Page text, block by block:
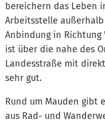
bereichern das Leben
Arbeitsstelle
Anbindung in Richtung
ist über die nahe des
Landesstraße mit
sehr gut.
Rund um Mauden gibt
aus Rad- und